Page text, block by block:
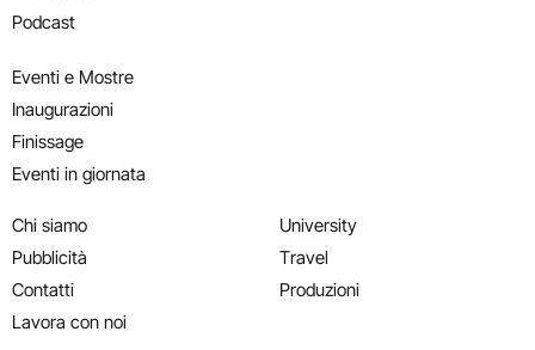
Podcast
Eventi e Mostre
Inaugurazioni
Finissage
Eventi in giornata
Chi siamo
Pubblicità
Contatti
Lavora con noi
University
Travel
Produzioni